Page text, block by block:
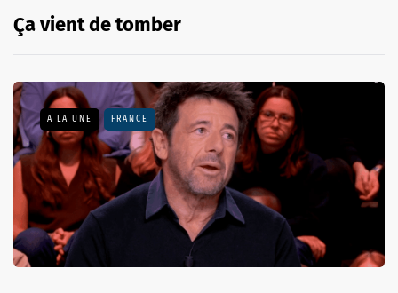
Ça vient de tomber
A LA UNE FRANCE